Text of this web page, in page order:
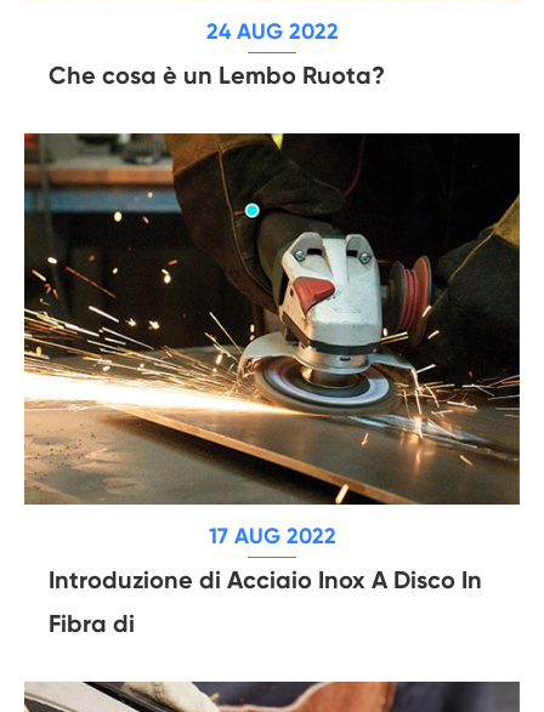
24 AUG 2022
Che cosa è un Lembo Ruota?
17 AUG 2022
Introduzione di Acciaio Inox A Disco In
Fibra di